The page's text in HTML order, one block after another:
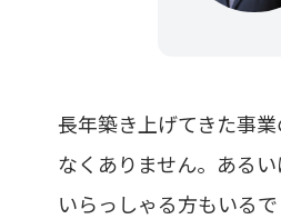
長年築き上げてきた事
なくありません。ある
いらっしゃる方もいる